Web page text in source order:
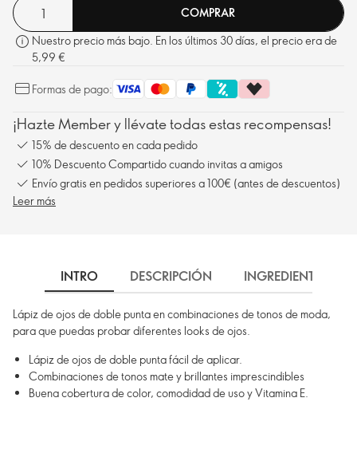
COMPRAR
Nuestro precio más bajo. En los últimos 30 días, el precio era de
5,99 €
Formas de pago:
¡Hazte Member y llévate todas estas recompensas!
15% de descuento en cada pedido
10% Descuento Compartido cuando invitas a amigos
Envío gratis en pedidos superiores a 100€ (antes de descuentos)
Leer más
INTRO DESCRIPCIÓN INGREDIENTES
Lápiz de ojos de doble punta en combinaciones de tonos de moda,
para que puedas probar diferentes looks de ojos.
Lápiz de ojos de doble punta fácil de aplicar.
Combinaciones de tonos mate y brillantes imprescindibles
Buena cobertura de color, comodidad de uso y Vitamina E.